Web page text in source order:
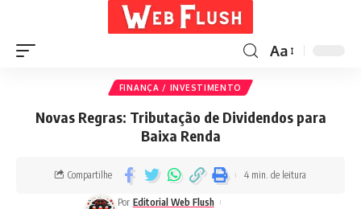
Aa
FINANÇA / INVESTIMENTO
Novas Regras: Tributação de Dividendos para
Baixa Renda
Por Editorial Web Flush
Compartilhe 4 min. de leitura